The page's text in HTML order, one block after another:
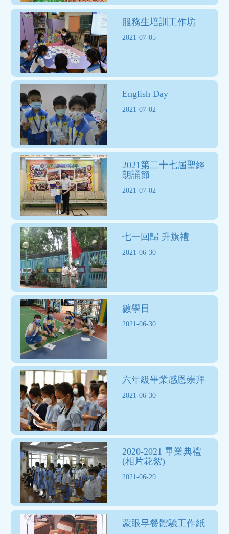
服務生培訓工作坊
2021-07-05
English Day
2021-07-02
2021第二十七屆聖經
朗誦節
2021-07-02
七一回歸 升旗禮
2021-06-30
數學日
2021-06-30
六年級畢業感恩崇拜
2021-06-30
2020-2021 畢業典禮
(相片花絮)
2021-06-29
蒙眼早餐體驗工作紙